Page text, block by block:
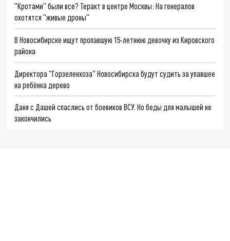
"Кротами" были все? Теракт в центре Москвы: На генералов
охотятся "живые дроны"
В Новосибирске ищут пропавшую 15-летнюю девочку из Кировского
района
Директора "Горзеленхоза" Новосибирска будут судить за упавшее
на ребёнка дерево
Даня с Дашей спаслись от боевиков ВСУ. Но беды для малышей не
закончились